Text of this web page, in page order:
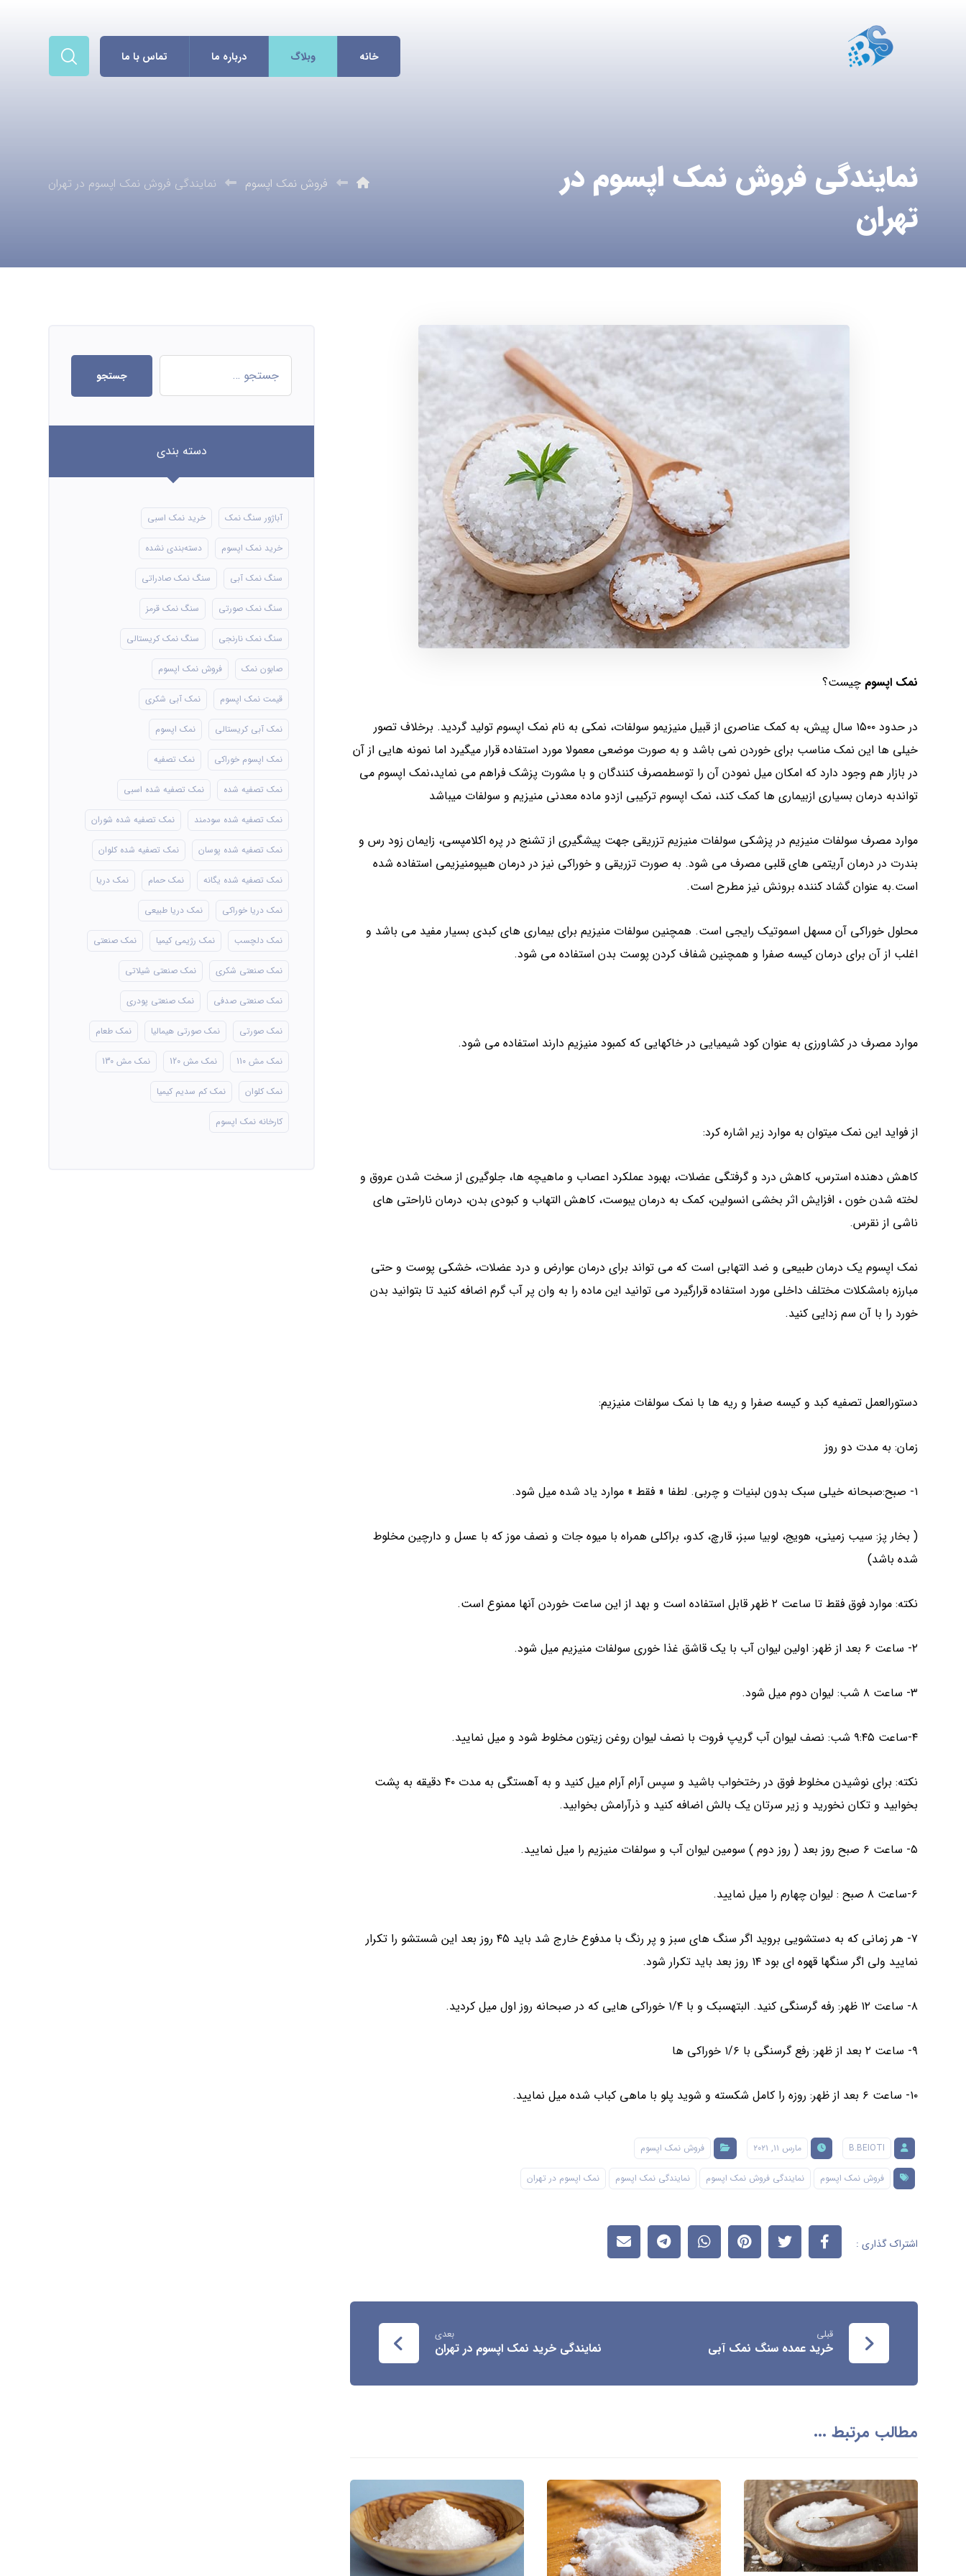
خانه وبلاگ درباره ما تماس با ما
نمایندگی فروش نمک اپسوم در
تهران
فروش نمک اپسوم نمایندگی فروش نمک اپسوم در تهران
نمک اپسوم چیست؟
در حدود ۱۵۰۰ سال پیش، به کمک عناصری از قبیل منیزیمو سولفات، نمکی به نام نمک اپسوم تولید گردید. برخلاف تصور
خیلی ها این نمک مناسب برای خوردن نمی باشد و به صورت موضعی معمولا مورد استفاده قرار میگیرد اما نمونه هایی از آن
در بازار هم وجود دارد که امکان میل نمودن آن را توسطمصرف کنندگان و با مشورت پزشک فراهم می نماید،نمک اپسوم می
تواندبه درمان بسیاری ازبیماری ها کمک کند، نمک اپسوم ترکیبی ازدو ماده معدنی منیزیم و سولفات میباشد
موارد مصرف سولفات منیزیم در پزشکی سولفات منیزیم تزریقی جهت پیشگیری از تشنج در پره اکلامپسی، زایمان زود رس و
بندرت در درمان آریتمی های قلبی مصرف می شود. به صورت تزریقی و خوراکی نیز در درمان هیپومنیزیمی استفاده شده
است.به عنوان گشاد کننده برونش نیز مطرح است.
محلول خوراکی آن مسهل اسموتیک رایجی است. همچنین سولفات منیزیم برای بیماری های کبدی بسیار مفید می باشد و
اغلب از آن برای درمان کیسه صفرا و همچنین شفاف کردن پوست بدن استفاده می شود.
موارد مصرف در کشاورزی به عنوان کود شیمیایی در خاکهایی که کمبود منیزیم دارند استفاده می شود.
از فواید این نمک میتوان به موارد زیر اشاره کرد:
کاهش دهنده استرس، کاهش درد و گرفتگی عضلات، بهبود عملکرد اعصاب و ماهیچه ها، جلوگیری از سخت شدن عروق و
لخته شدن خون ، افزایش اثر بخشی انسولین، کمک به درمان یبوست، کاهش التهاب و کبودی بدن، درمان ناراحتی های
ناشی از نقرس.
نمک اپسوم یک درمان طبیعی و ضد التهابی است که می تواند برای درمان عوارض و درد عضلات، خشکی پوست و حتی
مبارزه بامشکلات مختلف داخلی مورد استفاده قرارگیرد می توانید این ماده را به وان پر آب گرم اضافه کنید تا بتوانید بدن
خورد را با آن سم زدایی کنید.
دستورالعمل تصفیه کبد و کیسه صفرا و ریه ها با نمک سولفات منیزیم:
زمان: به مدت دو روز
۱- صبح:صبحانه خیلی سبک بدون لبنیات و چربی. لطفا « فقط » موارد یاد شده میل شود.
( بخار پز: سیب زمینی، هویج، لوبیا سبز، قارچ، کدو، براکلی همراه با میوه جات و نصف موز که با عسل و دارچین مخلوط
شده باشد)
نکته: موارد فوق فقط تا ساعت ۲ ظهر قابل استفاده است و بهد از این ساعت خوردن آنها ممنوع است.
۲- ساعت ۶ بعد از ظهر: اولین لیوان آب با یک قاشق غذا خوری سولفات منیزیم میل شود.
۳- ساعت ۸ شب: لیوان دوم میل شود.
۴-ساعت ۹:۴۵ شب: نصف لیوان آب گریپ فروت با نصف لیوان روغن زیتون مخلوط شود و میل نمایید.
نکته: برای نوشیدن مخلوط فوق در رختخواب باشید و سپس آرام آرام میل کنید و به آهستگی به مدت ۴۰ دقیقه به پشت
بخوابید و تکان نخورید و زیر سرتان یک بالش اضافه کنید و ذرآرامش بخوابید.
۵- ساعت ۶ صبح روز بعد ( روز دوم ) سومین لیوان آب و سولفات منیزیم را میل نمایید.
۶-ساعت ۸ صبح : لیوان چهارم را میل نمایید.
۷- هر زمانی که به دستشویی بروید اگر سنگ های سبز و پر رنگ با مدفوع خارج شد باید ۴۵ روز بعد این شستشو را تکرار
نمایید ولی اگر سنگها قهوه ای بود ۱۴ روز بعد باید تکرار شود.
۸- ساعت ۱۲ ظهر: رفه گرسنگی کنید. البتهسبک و با ۱/۴ خوراکی هایی که در صبحانه روز اول میل کردید.
۹- ساعت ۲ بعد از ظهر: رفع گرسنگی با ۱/۶ خوراکی ها
۱۰- ساعت ۶ بعد از ظهر: روزه را کامل شکسته و شوید پلو با ماهی کباب شده میل نمایید.
B.BEIOTI مارس ۱۱, ۲۰۲۱ فروش نمک اپسوم
فروش نمک اپسوم نمایندگی فروش نمک اپسوم نمایندگی نمک اپسوم نمک اپسوم در تهران
قبلی
خرید عمده سنگ نمک آبی
بعدی
نمایندگی خرید نمک اپسوم در تهران
مطالب مرتبط ...
جستجو
دسته بندی
آباژور سنگ نمک خرید نمک اسبی
خرید نمک اپسوم دسته‌بندی نشده
سنگ نمک آبی سنگ نمک صادراتی
سنگ نمک صورتی سنگ نمک قرمز
سنگ نمک نارنجی سنگ نمک کریستالی
صابون نمک فروش نمک اپسوم
قیمت نمک اپسوم نمک آبی شکری
نمک آبی کریستالی نمک اپسوم
نمک اپسوم خوراکی نمک تصفیه
نمک تصفیه شده نمک تصفیه شده اسبی
نمک تصفیه شده سودمند نمک تصفیه شده شوران
نمک تصفیه شده پوسان نمک تصفیه شده کلوان
نمک تصفیه شده یگانه نمک حمام نمک دریا
نمک دریا خوراکی نمک دریا طبیعی
نمک دلچسب نمک رژیمی کیمیا نمک صنعتی
نمک صنعتی شکری نمک صنعتی شیلاتی
نمک صنعتی صدفی نمک صنعتی پودری
نمک صورتی نمک صورتی هیمالیا نمک طعام
نمک مش 110 نمک مش 120 نمک مش 130
نمک کلوان نمک کم سدیم کیمیا
کارخانه نمک اپسوم